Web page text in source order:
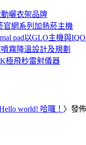
曬衣架品牌
官網系列加熱菸主機
pad以GLO主機與
霧降溫設計及規劃
極飛秒雷射儀器
world! 哈囉！ 〉發